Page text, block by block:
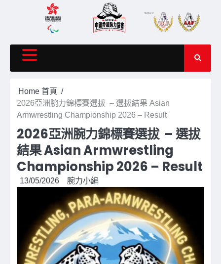
Home 首頁
2026亞洲腕⼒錦標賽選拔 – 選拔結果 Asian
Armwrestling Championship 2026 – Result
2026亞洲腕⼒錦標賽選拔 – 選拔
結果 Asian Armwrestling
Championship 2026 – Result
13/05/2026 腕力小編